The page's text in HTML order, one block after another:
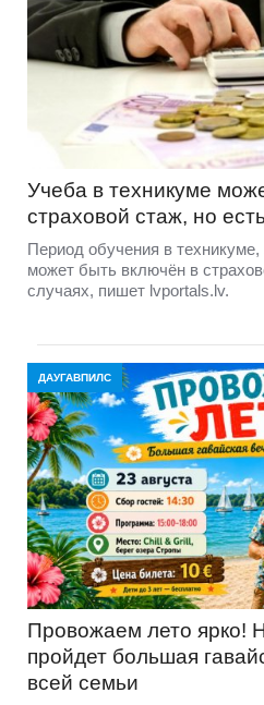
Учеба в техникуме
страховой стаж, но
Период обучения в техникуме,
может быть включён в
случаях, пишет lvportals.lv.
ДАУГАВПИЛС
Провожаем лето ярко!
пройдет большая
всей семьи